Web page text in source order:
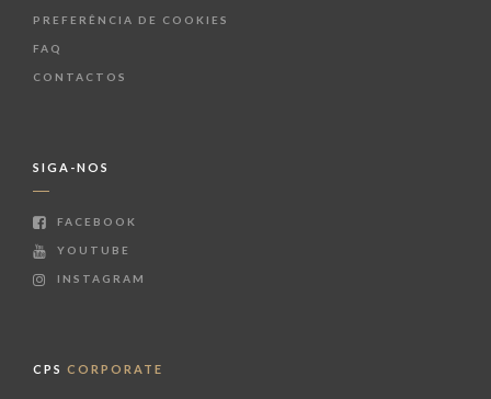
PREFERÊNCIA DE COOKIES
FAQ
CONTACTOS
SIGA-NOS
FACEBOOK
YOUTUBE
INSTAGRAM
CPS CORPORATE